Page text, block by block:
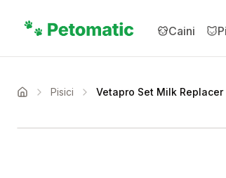
Caini
Acasa Pisici
Vetapro Set Milk